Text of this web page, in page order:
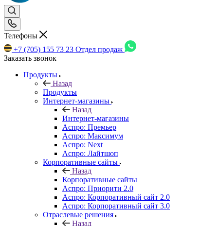
Телефоны
+7 (705) 155 73 23 Отдел продаж
Заказать звонок
Продукты
Назад
Продукты
Интернет-магазины
Назад
Интернет-магазины
Аспро: Премьер
Аспро: Максимум
Аспро: Next
Аспро: Лайтшоп
Корпоративные сайты
Назад
Корпоративные сайты
Аспро: Приорити 2.0
Аспро: Корпоративный сайт 2.0
Аспро: Корпоративный сайт 3.0
Отраслевые решения
Назад